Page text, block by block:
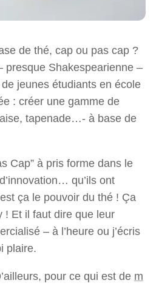
de thé, cap ou pas cap ?
presque Shakespearienne –
jeunes étudiants en école
: créer une gamme de
tapenade…- à base de
Cap” à pris forme dans le
qu’ils ont
ça le pouvoir du thé ! Ça
! Et il faut dire que leur
– à l’heure ou j’écris
plaire.
pour ce qui est de m